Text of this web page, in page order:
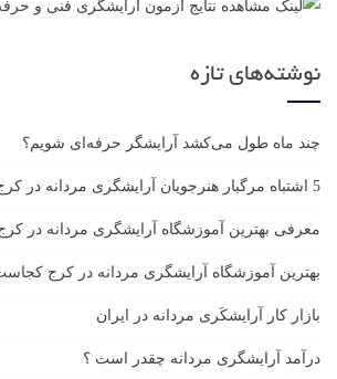
نوشته‌های تازه
چند ماه طول می‌کشد آرایشگر حرفه‌ای شویم؟
5 اشتباه مرگبار هنرجویان آرایشگری مردانه در کرج
معرفی بهترین آموزشگاه آرایشگری مردانه در
بهترین آموزشگاه آرایشگری مردانه در کرج
بازار كار آرايشكَرى مردانه در ايران
درآمد آرایشگری مردانه چقدر است ؟